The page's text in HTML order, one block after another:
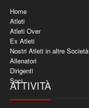
Home
Atleti
Atleti Over
Ex Atleti
Nostri Atleti in altre Società
Allenatori
Dirigenti
Soci
ATTIVITÀ